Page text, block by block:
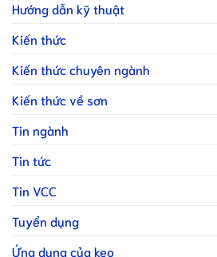
Hướng dẫn kỹ thuật
Kiến thức
Kiến thức chuyên ngành
Kiến thức về sơn
Tin ngành
Tin tức
Tin VCC
Tuyển dụng
Ứng dụng của keo